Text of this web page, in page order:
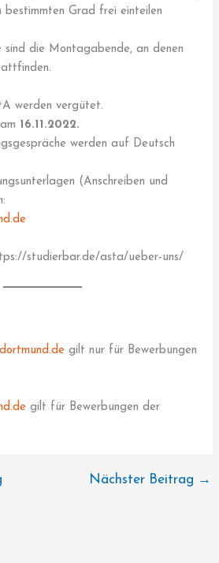
bestimmten Grad frei einteilen
sind die Montagabende, an denen
werden vergütet.
16.11.2022.
werden auf Deutsch
(Anschreiben und
studierbar.de/asta/ueber-uns/
gilt nur für Bewerbungen
gilt für Bewerbungen der
Nächster Beitrag →